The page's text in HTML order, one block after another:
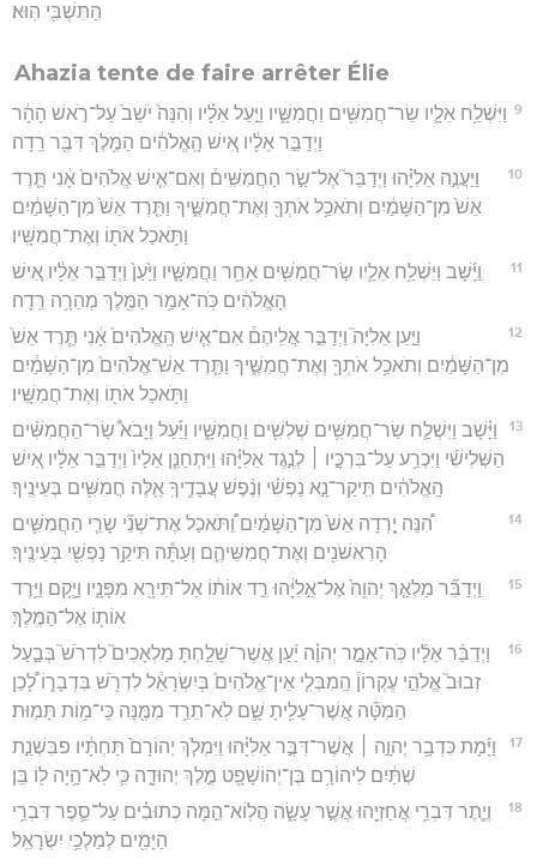
הַתִּשְׁבִּ֖י הֽוּא׃
Ahazia tente de faire arrêter Élie
9 וַיִּשְׁלַ֥ח אֵלָ֛יו שַׂר־חֲמִשִּׁ֖ים וַחֲמִשָּׁ֑יו וַיַּ֣עַל אֵלָ֗יו וְהִנֵּה֙ יֹשֵׁב֙ עַל־רֹ֣אשׁ הָהָ֔ר
וַיְדַבֵּ֣ר אֵלָ֔יו אִ֚ישׁ הָֽאֱלֹהִ֔ים הַמֶּ֥לֶךְ דִּבֶּ֖ר רֵֽדָה׃
10
וַיַּעֲנֶ֣ה אֵלִיָּ֗הוּ וַיְדַבֵּר֮ אֶל־שַׂ֣ר הַחֲמִשִּׁים֒ וְאִם־אִ֤ישׁ אֱלֹהִים֙ אָ֔נִי תֵּ֤רֶד
אֵשׁ֙ מִן־הַשָּׁמַ֔יִם וְתֹאכַ֥ל אֹתְךָ֖ וְאֶת־חֲמִשֶּׁ֑יךָ וַתֵּ֤רֶד אֵשׁ֙ מִן־הַשָּׁמַ֔יִם
וַתֹּ֥אכַל אֹת֖וֹ וְאֶת־חֲמִשָּֽׁיו׃
11
וַיָּ֜שָׁב וַיִּשְׁלַ֥ח אֵלָ֛יו שַׂר־חֲמִשִּׁ֥ים אַחֵ֖ר וַחֲמִשָּׁ֑יו וַיַּ֙עַן֙ וַיְדַבֵּ֣ר אֵלָ֔יו אִ֚ישׁ
הָאֱלֹהִ֔ים כֹּֽה־אָמַ֥ר הַמֶּ֖לֶךְ מְהֵרָ֥ה רֵֽדָה׃
12
וַיַּ֣עַן אֵלִיָּה֮ וַיְדַבֵּ֣ר אֲלֵיהֶם֒ אִם־אִ֤ישׁ הָֽאֱלֹהִים֙ אָ֔נִי תֵּ֤רֶד אֵשׁ֙
מִן־הַשָּׁמַ֔יִם וְתֹאכַ֥ל אֹתְךָ֖ וְאֶת־חֲמִשֶּׁ֑יךָ וַתֵּ֤רֶד אֵשׁ־אֱלֹהִים֙ מִן־הַשָּׁמַ֔יִם
וַתֹּ֥אכַל אֹת֖וֹ וְאֶת־חֲמִשָּֽׁיו׃
13
וַיָּ֗שָׁב וַיִּשְׁלַ֛ח שַׂר־חֲמִשִּׁ֥ים שְׁלִשִׁ֖ים וַחֲמִשָּׁ֑יו וַיַּ֡עַל וַיָּבֹא֩ שַׂר־הַחֲמִשִּׁ֨ים
הַשְּׁלִישִׁ֜י וַיִּכְרַ֥ע עַל־בִּרְכָּ֣יו ׀ לְנֶ֣גֶד אֵלִיָּ֗הוּ וַיִּתְחַנֵּ֤ן אֵלָיו֙ וַיְדַבֵּ֣ר אֵלָ֔יו אִ֚ישׁ
הָֽאֱלֹהִ֔ים תִּֽיקַר־נָ֣א נַפְשִׁ֗י וְנֶ֨פֶשׁ עֲבָדֶ֥יךָֽ אֵ֛לֶּה חֲמִשִּׁ֖ים בְּעֵינֶֽיךָ׃
14
הִ֠נֵּה יָ֤רְדָה אֵשׁ֙ מִן־הַשָּׁמַ֔יִם וַ֠תֹּאכַל אֶת־שְׁנֵ֞י שָׂרֵ֧י הַחֲמִשִּׁ֛ים
הָרִאשֹׁנִ֖ים וְאֶת־חֲמִשֵּׁיהֶ֑ם וְעַתָּ֕ה תִּיקַ֥ר נַפְשִׁ֖י בְּעֵינֶֽיךָ׃
15
וַיְדַבֵּ֞ר מַלְאַ֤ךְ יְהוָה֙ אֶל־אֵ֣לִיָּ֔הוּ רֵ֣ד אוֹת֔וֹ אַל־תִּירָ֖א מִפָּנָ֑יו וַיָּ֛קָם וַיֵּ֥רֶד
אוֹת֖וֹ אֶל־הַמֶּֽלֶךְ׃
16
וַיְדַבֵּ֨ר אֵלָ֜יו כֹּֽה־אָמַ֣ר יְהוָ֗ה יַ֜עַן אֲשֶׁר־שָׁלַ֣חְתָּ מַלְאָכִים֮ לִדְרֹשׁ֮ בְּבַ֣עַל
זְבוּב֮ אֱלֹהֵ֣י עֶקְרוֹן֒ הַֽמִבְּלִ֤י אֵין־אֱלֹהִים֙ בְּיִשְׂרָאֵ֔ל לִדְרֹ֖שׁ בִּדְבָר֑וֹ לָ֠כֵן
הַמִּטָּ֞ה אֲשֶׁר־עָלִ֥יתָ שָּׁ֛ם לֹֽא־תֵרֵ֥ד מִמֶּ֖נָּה כִּֽי־מ֥וֹת תָּמֽוּת׃
17
וַיָּ֜מָת כִּדְבַ֥ר יְהוָ֣ה ׀ אֲשֶׁר־דִּבֶּ֣ר אֵלִיָּ֗הוּ וַיִּמְלֹ֤ךְ יְהוֹרָם֙ תַּחְתָּ֔יו פבִּשְׁנַ֣ת
שְׁתַּ֔יִם לִיהוֹרָ֥ם בֶּן־יְהוֹשָׁפָ֖ט מֶ֣לֶךְ יְהוּדָ֑ה כִּ֛י לֹֽא־הָ֥יָה ל֖וֹ בֵּֽן׃
18
וְיֶ֛תֶר דִּבְרֵ֥י אֲחַזְיָ֖הוּ אֲשֶׁ֣ר עָשָׂ֑ה הֲלֽוֹא־הֵ֣מָּה כְתוּבִ֗ים עַל־סֵ֛פֶר דִּבְרֵ֥י
הַיָּמִ֖ים לְמַלְכֵ֥י יִשְׂרָאֵֽל׃